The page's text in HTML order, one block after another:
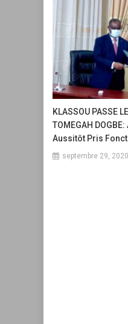
KLASSOU PASSE
TOMEGAH
Aussitôt Pris
septembre 29, 2020